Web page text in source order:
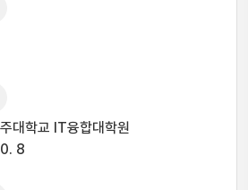
대학교 IT융합대학원
8